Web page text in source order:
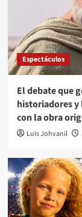
Espectáculos
El debate que
historiadores y
con la obra
Luis Johvanil